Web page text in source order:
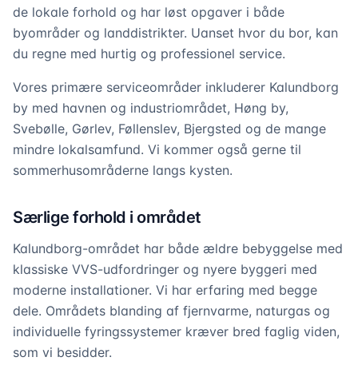
de lokale forhold og har løst opgaver i både
byområder og landdistrikter. Uanset hvor du bor, kan
du regne med hurtig og professionel service.
Vores primære serviceområder inkluderer Kalundborg
by med havnen og industriområdet, Høng by,
Svebølle, Gørlev, Føllenslev, Bjergsted og de mange
mindre lokalsamfund. Vi kommer også gerne til
sommerhusområderne langs kysten.
Særlige forhold i området
Kalundborg-området har både ældre bebyggelse med
klassiske VVS-udfordringer og nyere byggeri med
moderne installationer. Vi har erfaring med begge
dele. Områdets blanding af fjernvarme, naturgas og
individuelle fyringssystemer kræver bred faglig viden,
som vi besidder.